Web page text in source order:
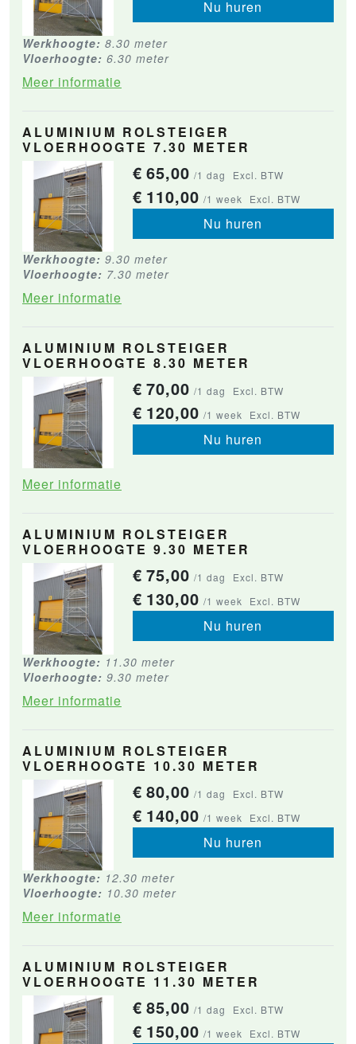
Nu huren
Werkhoogte: 8.30 meter
Vloerhoogte: 6.30 meter
Meer informatie
ALUMINIUM ROLSTEIGER
VLOERHOOGTE 7.30 METER
€ 65,00 /1 dag Excl. BTW
€ 110,00 /1 week Excl. BTW
Nu huren
Werkhoogte: 9.30 meter
Vloerhoogte: 7.30 meter
Meer informatie
ALUMINIUM ROLSTEIGER
VLOERHOOGTE 8.30 METER
€ 70,00 /1 dag Excl. BTW
€ 120,00 /1 week Excl. BTW
Nu huren
Meer informatie
ALUMINIUM ROLSTEIGER
VLOERHOOGTE 9.30 METER
€ 75,00 /1 dag Excl. BTW
€ 130,00 /1 week Excl. BTW
Nu huren
Werkhoogte: 11.30 meter
Vloerhoogte: 9.30 meter
Meer informatie
ALUMINIUM ROLSTEIGER
VLOERHOOGTE 10.30 METER
€ 80,00 /1 dag Excl. BTW
€ 140,00 /1 week Excl. BTW
Nu huren
Werkhoogte: 12.30 meter
Vloerhoogte: 10.30 meter
Meer informatie
ALUMINIUM ROLSTEIGER
VLOERHOOGTE 11.30 METER
€ 85,00 /1 dag Excl. BTW
€ 150,00 /1 week Excl. BTW